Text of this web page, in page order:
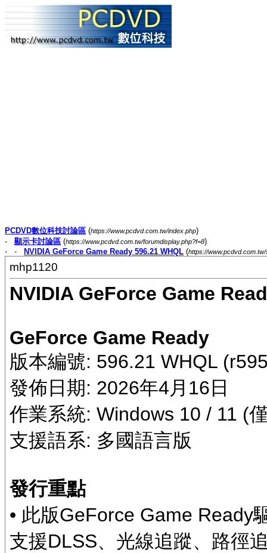
PCDVD數位科技討論區 (https://www.pcdvd.com.tw/index.php)
- 顯示卡討論區 (https://www.pcdvd.com.tw/forumdisplay.php?f=8)
- -
NVIDIA GeForce Game Ready 596.21 WHQL (https://
mhp1120
NVIDIA GeForce Game
GeForce Game Ready
版本編號: 596.21 WHQL
發佈日期: 2026年4月16日
作業系統: Windows 10 / 11 (
支援語系: 多國語言版
發行重點
• 此版GeForce Game Ready
支援DLSS、光線追蹤、路徑